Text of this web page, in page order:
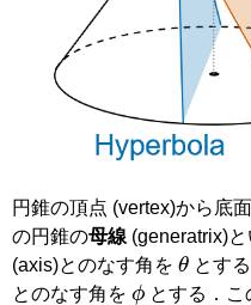
円錐の頂点 (vertex)から底
の円錐の母線 (generatrix)
(axis)とのなす角を
θ
とす
とのなす角を
ϕ
とする．